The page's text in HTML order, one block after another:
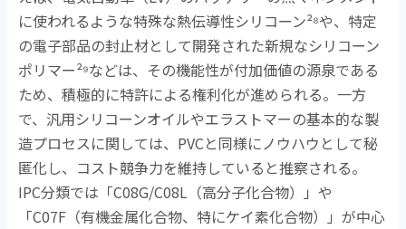
に使われるような特殊な熱伝導性シリコーン²⁸や、特定
の電子部品の封止材として開発された新規なシリコーン
ポリマー²⁹などは、その機能性が付加価値の源泉である
ため、積極的に特許による権利化が進められる。一方
で、汎用シリコーンオイルやエラストマーの基本的な製
造プロセスに関しては、 PVCと同様にノウハウとして秘
匿化し、コスト競争力を維持していると推察される。
IPC分類では「C08G/C08L （高分子化合物）」や
「C07F （有機金属化合物、特にケイ素化合物）」が中心